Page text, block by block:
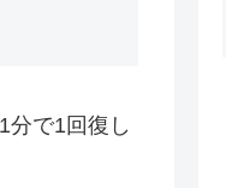
分で1回復し